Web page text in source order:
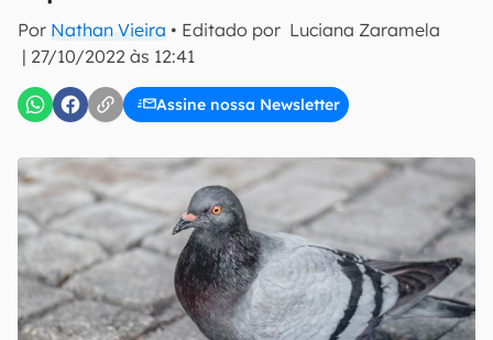
Por Nathan Vieira • Editado por Luciana Zaramela
| 27/10/2022 às 12:41
Assine nossa Newsletter
inscreva-se
Confirmo que li, aceito e concordo com os Termos de
Uso e Política de Privacidade do Canaltech.